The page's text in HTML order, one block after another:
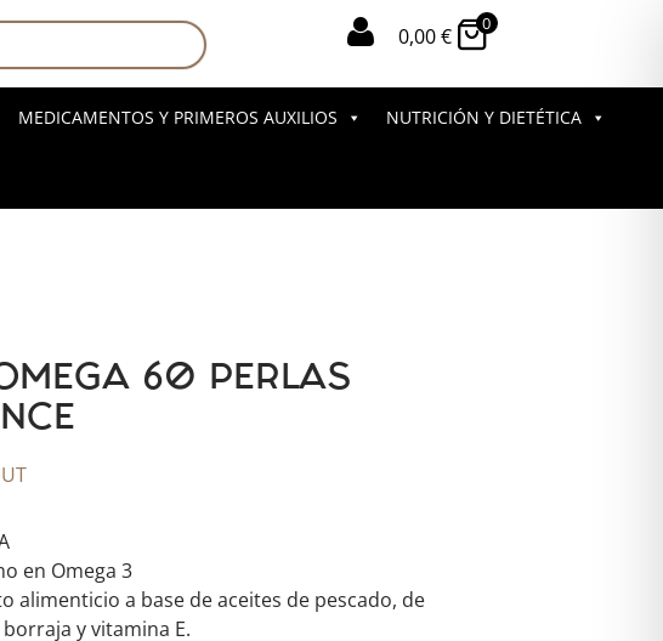
 0,00€
0
MEDICAMENTOS Y PRIMEROS AUXILIOS NUTRICIÓN Y DIETÉTICA
60 PERLAS
en Omega 3
alimenticio a base de aceites de pescado, de
y vitamina E.